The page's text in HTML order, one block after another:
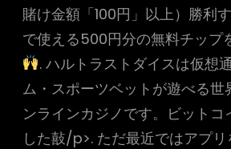
賭け金額「100円」以上）勝利
で使える500円分の無料チップ
. ハルトラストダイスは仮想
ム・スポーツベットが遊べる世
ンラインカジノです。ビットコ
した敼/p>. ただ最近ではアプ